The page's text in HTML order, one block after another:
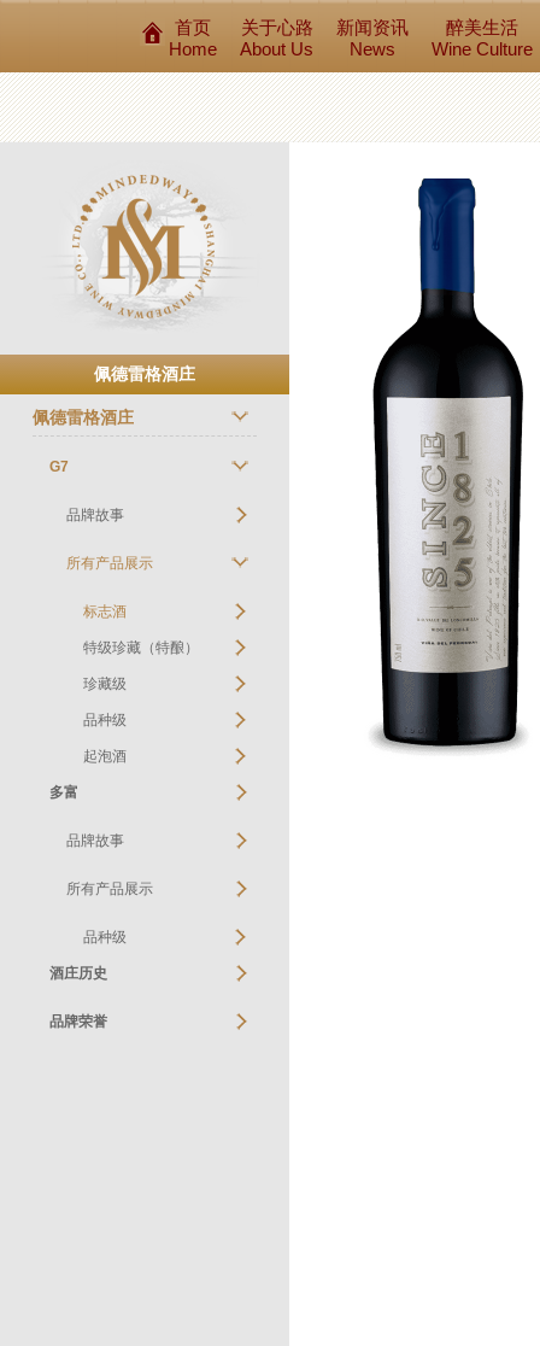
醉美生活
Wine Culture
新闻资讯
News
关于心路
About Us
首页
Home
佩德雷格酒庄
佩德雷格酒庄
G7
品牌故事
所有产品展示
标志酒
特级珍藏（特酿）
珍藏级
品种级
起泡酒
多富
品牌故事
所有产品展示
品种级
酒庄历史
品牌荣誉